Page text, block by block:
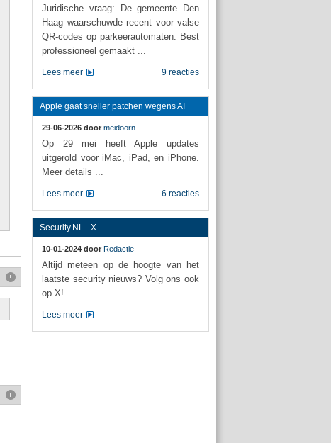
Juridische vraag: De gemeente Den
Haag waarschuwde recent voor valse
QR-codes op parkeerautomaten. Best
professioneel gemaakt ...
9 reacties
Lees meer
Apple gaat sneller patchen wegens AI
29-06-2026 door meidoorn
Op 29 mei heeft Apple updates
uitgerold voor iMac, iPad, en iPhone.
Meer details ...
6 reacties
Lees meer
Security.NL - X
10-01-2024 door Redactie
Altijd meteen op de hoogte van het
laatste security nieuws? Volg ons ook
op X!
Lees meer